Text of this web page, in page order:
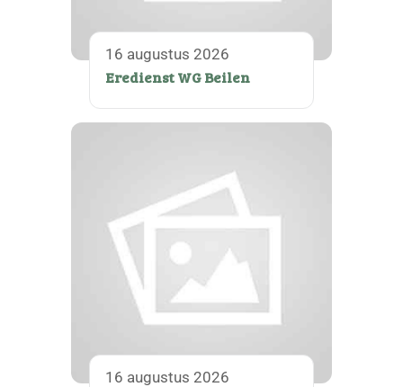
16 augustus 2026
Eredienst WG Beilen
16 augustus 2026